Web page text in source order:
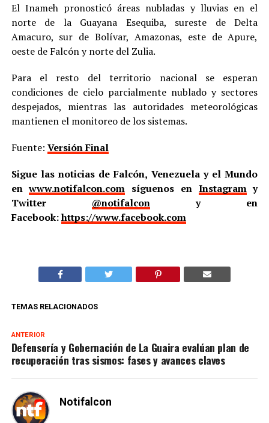
El Inameh pronosticó áreas nubladas y lluvias en el
norte de la Guayana Esequiba, sureste de Delta
Amacuro, sur de Bolívar, Amazonas, este de Apure,
oeste de Falcón y norte del Zulia.
Para el resto del territorio nacional se esperan
condiciones de cielo parcialmente nublado y sectores
despejados, mientras las autoridades meteorológicas
mantienen el monitoreo de los sistemas.
Fuente: Versión Final
Sigue las noticias de Falcón, Venezuela y el Mundo
enwww.notifalcon.com síguenos en Instagramy
Twitter @notifalcony en
Facebook:https://www.facebook.com
TEMAS RELACIONADOS
ANTERIOR
Defensoría y Gobernación de La Guaira evalúan plan de
recuperación tras sismos: fases y avances claves
Notifalcon